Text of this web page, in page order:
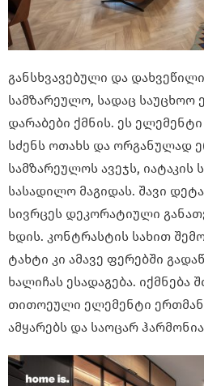
განსხვავებული და
სამზარეულო, სადაც საუცხოო
დარაბები ქმნის. ეს
სძენს ოთახს და ორგანულად
სამზარეულოს ავეჯს, იატაკის
სასადილო მაგიდას. შავი
სივრცეს დეკორატიული
ხდის. კონტრასტის სახით
ტახტი კი ამავე ფერებში
ხალიჩას ესადაგება. იქმნება
თითოეული ელემენტი
ამყარებს და საოცარ